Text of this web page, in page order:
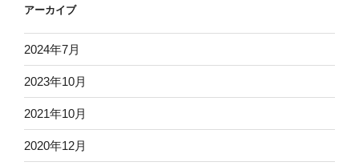
アーカイブ
2024年7月
2023年10月
2021年10月
2020年12月